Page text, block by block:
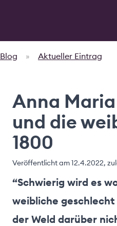
Blog » Aktueller Eintrag
Anna Maria
und die
1800
Veröffentlicht am12.4.2022,
“Schwierig wird es
weibliche
der Weld darüber